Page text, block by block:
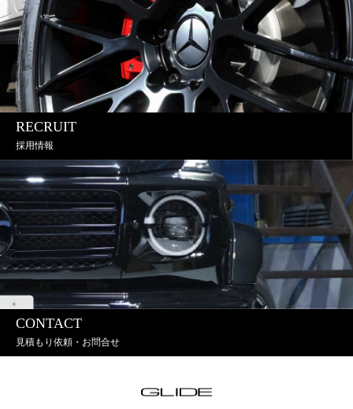
RECRUIT
採用情報
CONTACT
見積もり依頼・お問合せ